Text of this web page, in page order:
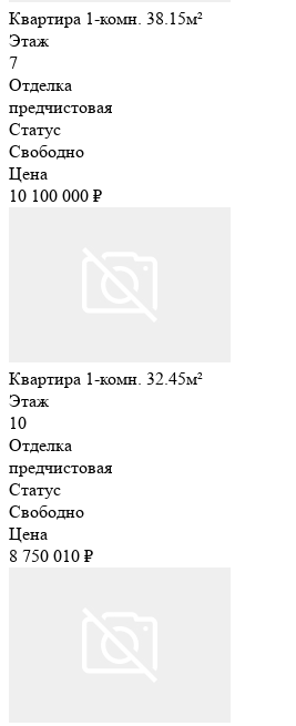
Квартира 1-комн. 38.15м²
Этаж
7
Отделка
предчистовая
Статус
Свободно
Цена
10 100 000 ₽
Квартира 1-комн. 32.45м²
Этаж
10
Отделка
предчистовая
Статус
Свободно
Цена
8 750 010 ₽